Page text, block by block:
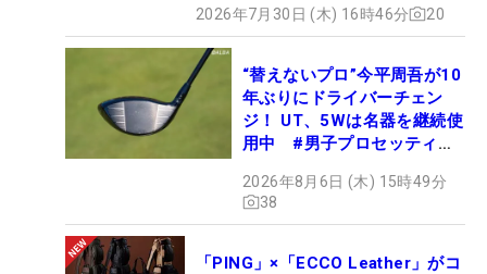
2026年7月30日 (木) 16時46分 20
“替えないプロ”今平周吾が10
年ぶりにドライバーチェン
ジ！ UT、5Wは名器を継続使
用中 #男子プロセッティン
2026年8月6日 (木) 15時49分
38
「PING」×「ECCO Leather」がコ